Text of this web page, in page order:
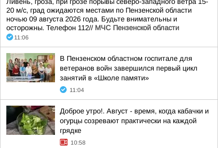
20 м/с, град ожидаются местами по Пензенской области
ночью 09 августа 2026 года. Будьте внимательны и
осторожны. Телефон 112// МЧС Пензенской области
11:06
В Пензенском областном госпитале для
ветеранов войн завершился первый цикл
занятий в «Школе памяти»
11:04
Доброе утро!. Август - время, когда кабачки и
огурцы созревают практически на каждой
грядке
10:58